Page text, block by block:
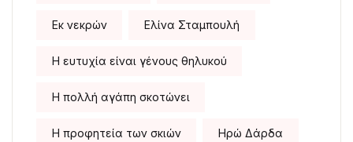
Εκ νεκρών Ελίνα Σταμπουλή
Η ευτυχία είναι γένους θηλυκού
Η πολλή αγάπη σκοτώνει
Η προφητεία των σκιών Ηρώ Δάρδα